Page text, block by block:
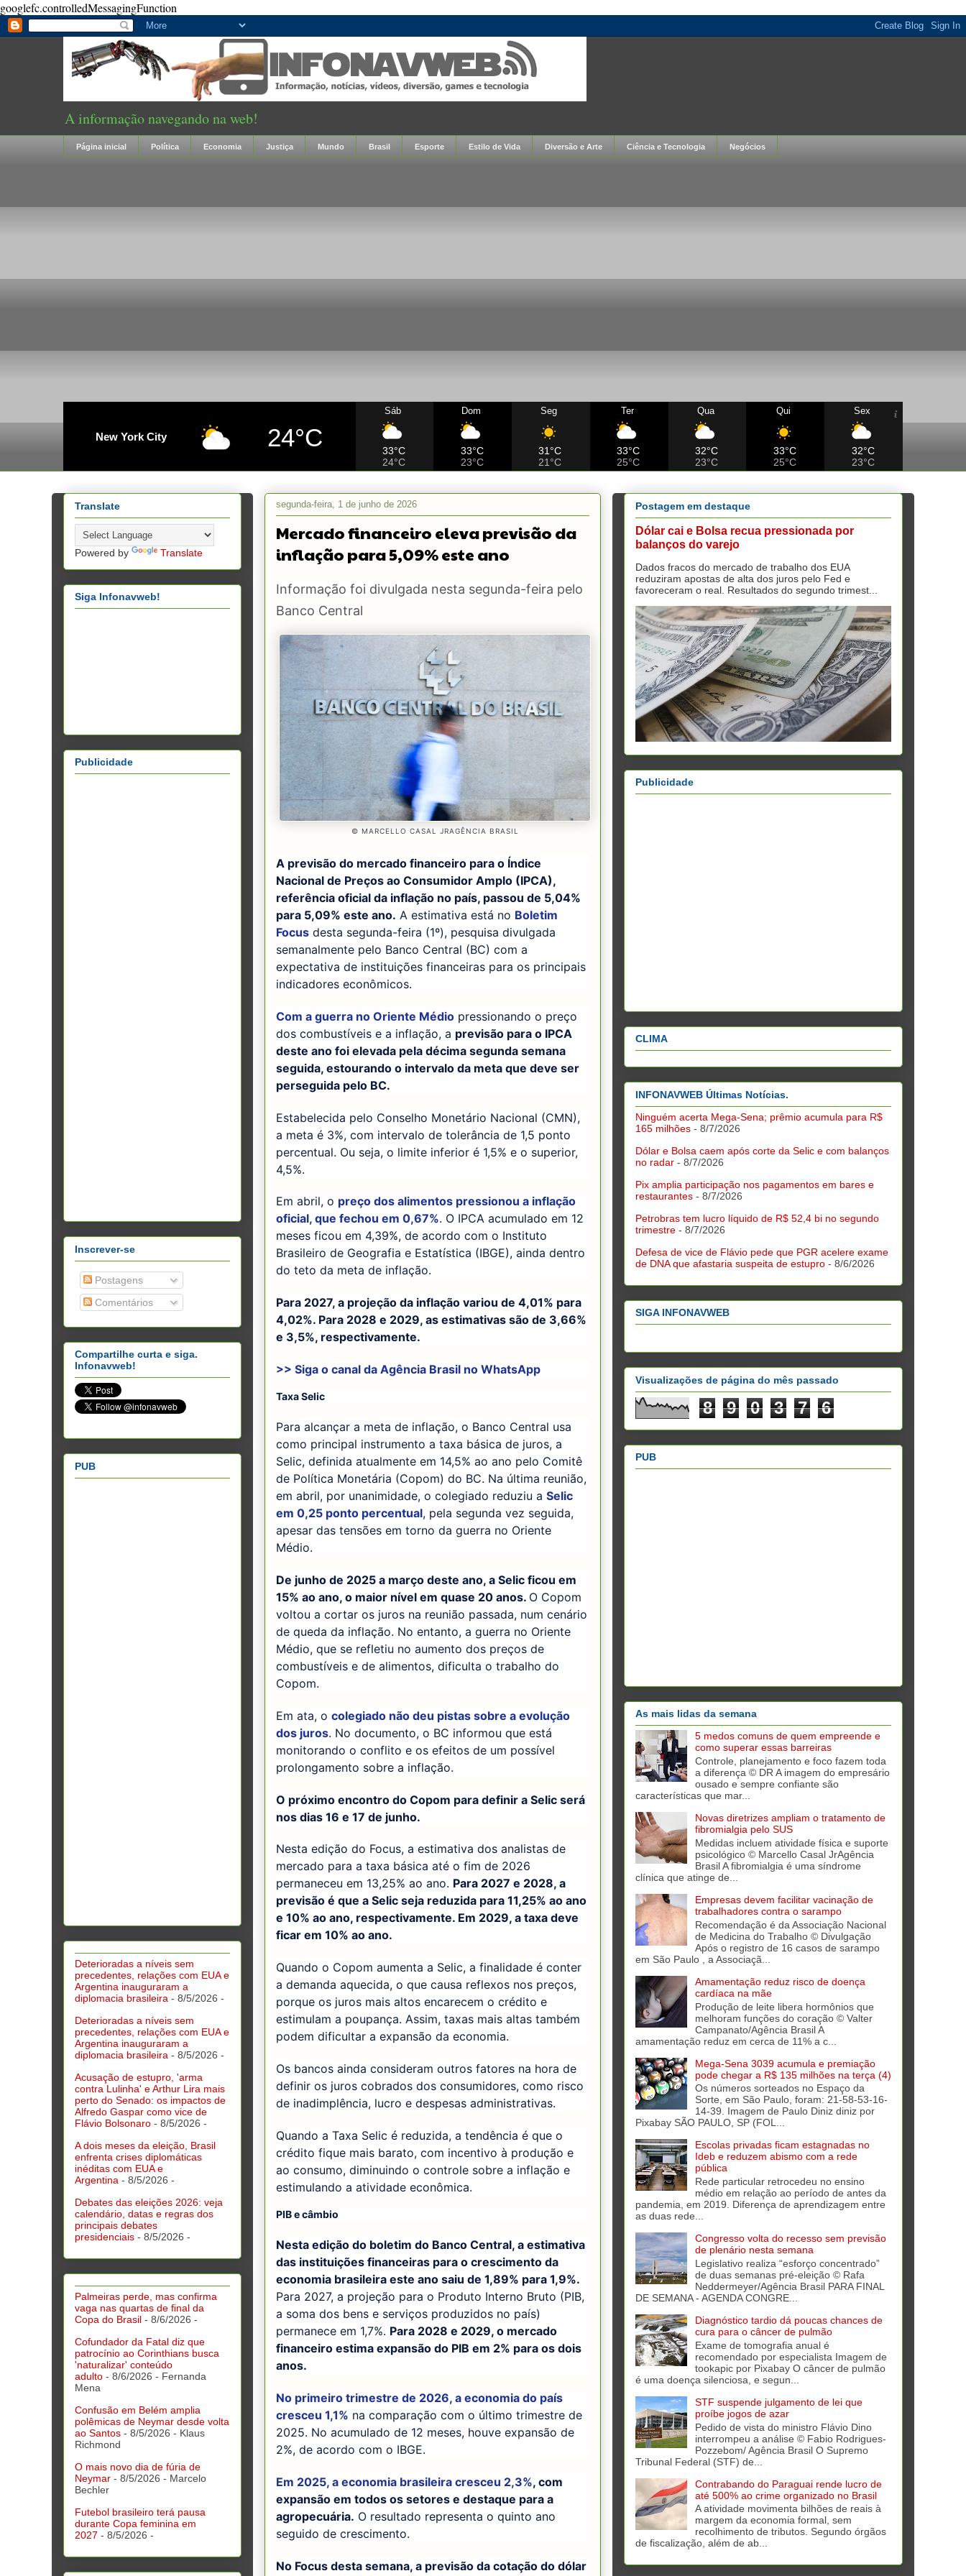
googlefc.controlledMessagingFunction
A informação navegando na web!
Página inicial Política Economia Justiça Mundo Brasil Esporte Estilo de Vida Diversão e Arte Ciência e Tecnologia Negócios
New York City 24°C
Sáb
33°C
24°C
Dom
33°C
23°C
Seg
31°C
21°C
Ter
33°C
25°C
Qua
32°C
23°C
Qui
33°C
25°C
Sex
32°C
23°C
segunda-feira, 1 de junho de 2026
Mercado financeiro eleva previsão da
inflação para 5,09% este ano
Informação foi divulgada nesta segunda-feira pelo
Banco Central
© MARCELLO CASAL JRAGÊNCIA BRASIL
A previsão do mercado financeiro para o Índice
Nacional de Preços ao Consumidor Amplo (IPCA),
referência oficial da inflação no país, passou de 5,04%
para 5,09% este ano. A estimativa está no Boletim
Focus desta segunda-feira (1º), pesquisa divulgada
semanalmente pelo Banco Central (BC) com a
expectativa de instituições financeiras para os principais
indicadores econômicos.
Com a guerra no Oriente Médio pressionando o preço
dos combustíveis e a inflação, a previsão para o IPCA
deste ano foi elevada pela décima segunda semana
seguida, estourando o intervalo da meta que deve ser
perseguida pelo BC.
Estabelecida pelo Conselho Monetário Nacional (CMN),
a meta é 3%, com intervalo de tolerância de 1,5 ponto
percentual. Ou seja, o limite inferior é 1,5% e o superior,
4,5%.
Em abril, o preço dos alimentos pressionou a inflação
oficial, que fechou em 0,67%. O IPCA acumulado em 12
meses ficou em 4,39%, de acordo com o Instituto
Brasileiro de Geografia e Estatística (IBGE), ainda dentro
do teto da meta de inflação.
Para 2027, a projeção da inflação variou de 4,01% para
4,02%. Para 2028 e 2029, as estimativas são de 3,66%
e 3,5%, respectivamente.
>> Siga o canal da Agência Brasil no WhatsApp
Taxa Selic
Para alcançar a meta de inflação, o Banco Central usa
como principal instrumento a taxa básica de juros, a
Selic, definida atualmente em 14,5% ao ano pelo Comitê
de Política Monetária (Copom) do BC. Na última reunião,
em abril, por unanimidade, o colegiado reduziu a Selic
em 0,25 ponto percentual, pela segunda vez seguida,
apesar das tensões em torno da guerra no Oriente
Médio.
De junho de 2025 a março deste ano, a Selic ficou em
15% ao ano, o maior nível em quase 20 anos. O Copom
voltou a cortar os juros na reunião passada, num cenário
de queda da inflação. No entanto, a guerra no Oriente
Médio, que se refletiu no aumento dos preços de
combustíveis e de alimentos, dificulta o trabalho do
Copom.
Em ata, o colegiado não deu pistas sobre a evolução
dos juros. No documento, o BC informou que está
monitorando o conflito e os efeitos de um possível
prolongamento sobre a inflação.
O próximo encontro do Copom para definir a Selic será
nos dias 16 e 17 de junho.
Nesta edição do Focus, a estimativa dos analistas de
mercado para a taxa básica até o fim de 2026
permaneceu em 13,25% ao ano. Para 2027 e 2028, a
previsão é que a Selic seja reduzida para 11,25% ao ano
e 10% ao ano, respectivamente. Em 2029, a taxa deve
ficar em 10% ao ano.
Quando o Copom aumenta a Selic, a finalidade é conter
a demanda aquecida, o que causa reflexos nos preços,
porque os juros mais altos encarecem o crédito e
estimulam a poupança. Assim, taxas mais altas também
podem dificultar a expansão da economia.
Os bancos ainda consideram outros fatores na hora de
definir os juros cobrados dos consumidores, como risco
de inadimplência, lucro e despesas administrativas.
Quando a Taxa Selic é reduzida, a tendência é que o
crédito fique mais barato, com incentivo à produção e
ao consumo, diminuindo o controle sobre a inflação e
estimulando a atividade econômica.
PIB e câmbio
Nesta edição do boletim do Banco Central, a estimativa
das instituições financeiras para o crescimento da
economia brasileira este ano saiu de 1,89% para 1,9%.
Para 2027, a projeção para o Produto Interno Bruto (PIB,
a soma dos bens e serviços produzidos no país)
permanece em 1,7%. Para 2028 e 2029, o mercado
financeiro estima expansão do PIB em 2% para os dois
anos.
No primeiro trimestre de 2026, a economia do país
cresceu ​1,1% na comparação com o último trimestre de
2025. No acumulado de 12 meses, houve expansão de
2%, de acordo com o IBGE.
Em 2025, a economia brasileira cresceu 2,3%, com
expansão em todos os setores e destaque para a
agropecuária. O resultado representa o quinto ano
seguido de crescimento.
No Focus desta semana, a previsão da cotação do dólar
Translate
Powered by Translate
Siga Infonavweb!
Publicidade
Inscrever-se
Postagens
Comentários
Compartilhe curta e siga.
Infonavweb!
PUB
Deterioradas a níveis sem
precedentes, relações com EUA e
Argentina inauguraram a
diplomacia brasileira - 8/5/2026 -
Deterioradas a níveis sem
precedentes, relações com EUA e
Argentina inauguraram a
diplomacia brasileira - 8/5/2026 -
Acusação de estupro, 'arma
contra Lulinha' e Arthur Lira mais
perto do Senado: os impactos de
Alfredo Gaspar como vice de
Flávio Bolsonaro - 8/5/2026 -
A dois meses da eleição, Brasil
enfrenta crises diplomáticas
inéditas com EUA e
Argentina - 8/5/2026 -
Debates das eleições 2026: veja
calendário, datas e regras dos
principais debates
presidenciais - 8/5/2026 -
Palmeiras perde, mas confirma
vaga nas quartas de final da
Copa do Brasil - 8/6/2026 -
Cofundador da Fatal diz que
patrocínio ao Corinthians busca
'naturalizar' conteúdo
adulto - 8/6/2026 - Fernanda
Mena
Confusão em Belém amplia
polêmicas de Neymar desde volta
ao Santos - 8/5/2026 - Klaus
Richmond
O mais novo dia de fúria de
Neymar - 8/5/2026 - Marcelo
Bechler
Futebol brasileiro terá pausa
durante Copa feminina em
2027 - 8/5/2026 -
Postagem em destaque
Dólar cai e Bolsa recua pressionada por
balanços do varejo
Dados fracos do mercado de trabalho dos EUA
reduziram apostas de alta dos juros pelo Fed e
favoreceram o real. Resultados do segundo trimest...
Publicidade
CLIMA
INFONAVWEB Últimas Notícias.
Ninguém acerta Mega-Sena; prêmio acumula para R$
165 milhões - 8/7/2026
Dólar e Bolsa caem após corte da Selic e com balanços
no radar - 8/7/2026
Pix amplia participação nos pagamentos em bares e
restaurantes - 8/7/2026
Petrobras tem lucro líquido de R$ 52,4 bi no segundo
trimestre - 8/7/2026
Defesa de vice de Flávio pede que PGR acelere exame
de DNA que afastaria suspeita de estupro - 8/6/2026
SIGA INFONAVWEB
Visualizações de página do mês passado
8 9 0 3 7 6
PUB
As mais lidas da semana
5 medos comuns de quem empreende e
como superar essas barreiras
Controle, planejamento e foco fazem toda
a diferença © DR A imagem do empresário
ousado e sempre confiante são
características que mar...
Novas diretrizes ampliam o tratamento de
fibromialgia pelo SUS
Medidas incluem atividade física e suporte
psicológico © Marcello Casal JrAgência
Brasil A fibromialgia é uma síndrome
clínica que atinge de...
Empresas devem facilitar vacinação de
trabalhadores contra o sarampo
Recomendação é da Associação Nacional
de Medicina do Trabalho © Divulgação
Após o registro de 16 casos de sarampo
em São Paulo , a Associaçã...
Amamentação reduz risco de doença
cardíaca na mãe
Produção de leite libera hormônios que
melhoram funções do coração © Valter
Campanato/Agência Brasil A
amamentação reduz em cerca de 11% a c...
Mega-Sena 3039 acumula e premiação
pode chegar a R$ 135 milhões na terça (4)
Os números sorteados no Espaço da
Sorte, em São Paulo, foram: 21-58-53-16-
14-39. Imagem de Paulo Diniz diniz por
Pixabay SÃO PAULO, SP (FOL...
Escolas privadas ficam estagnadas no
Ideb e reduzem abismo com a rede
pública
Rede particular retrocedeu no ensino
médio em relação ao período de antes da
pandemia, em 2019. Diferença de aprendizagem entre
as duas rede...
Congresso volta do recesso sem previsão
de plenário nesta semana
Legislativo realiza “esforço concentrado”
de duas semanas pré-eleição © Rafa
Neddermeyer/Agência Brasil PARA FINAL
DE SEMANA - AGENDA CONGRE...
Diagnóstico tardio dá poucas chances de
cura para o câncer de pulmão
Exame de tomografia anual é
recomendado por especialista Imagem de
tookapic por Pixabay O câncer de pulmão
é uma doença silenciosa, e segun...
STF suspende julgamento de lei que
proíbe jogos de azar
Pedido de vista do ministro Flávio Dino
interrompeu a análise © Fabio Rodrigues-
Pozzebom/ Agência Brasil O Supremo
Tribunal Federal (STF) de...
Contrabando do Paraguai rende lucro de
até 500% ao crime organizado no Brasil
A atividade movimenta bilhões de reais à
margem da economia formal, sem
recolhimento de tributos. Segundo órgãos
de fiscalização, além de ab...